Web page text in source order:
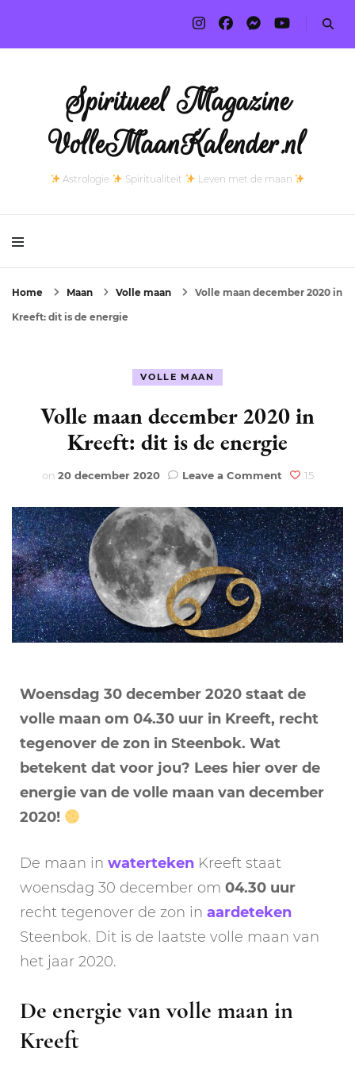
Spiritueel Magazine
VolleMaanKalender.nl
Astrologie Spiritualiteit Leven met de maan
Home Maan Volle maan Volle maan december 2020 in
Kreeft: dit is de energie
VOLLE MAAN
Volle maan december 2020 in
Kreeft: dit is de energie
on 20 december 2020 Leave a Commenton
maan
december
2020
in
Kreeft:
dit
is
de
energie
15
Woensdag 30 december 2020 staat de
volle maan om 04.30 uur in Kreeft, recht
tegenover de zon in Steenbok. Wat
betekent dat voor jou? Lees hier over de
energie van de volle maan van december
2020!
De maan in waterteken Kreeft staat
woensdag 30 december om 04.30 uur
recht tegenover de zon in aardeteken
Steenbok. Dit is de laatste volle maan van
het jaar 2020.
De energie van volle maan in
Kreeft